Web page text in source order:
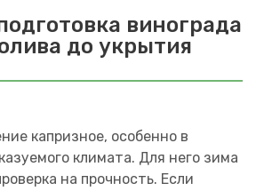
винограда
до укрытия
капризное, особенно в
климата. Для него зима
на прочность. Если